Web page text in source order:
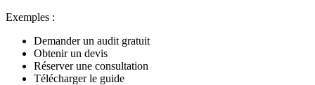
Exemples :
Demander un audit gratuit
Obtenir un devis
Réserver une consultation
Télécharger le guide